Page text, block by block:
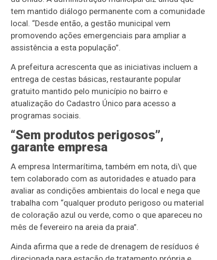
tem mantido diálogo permanente com a comunidade
local. “Desde então, a gestão municipal vem
promovendo ações emergenciais para ampliar a
assistência a esta população”.
A prefeitura acrescenta que as iniciativas incluem a
entrega de cestas básicas, restaurante popular
gratuito mantido pelo município no bairro e
atualização do Cadastro Único para acesso a
programas sociais.
“Sem produtos perigosos”,
garante empresa
A empresa Intermarítima, também em nota, di\ que
tem colaborado com as autoridades e atuado para
avaliar as condições ambientais do local e nega que
trabalha com “qualquer produto perigoso ou material
de coloração azul ou verde, como o que apareceu no
mês de fevereiro na areia da praia”.
Ainda afirma que a rede de drenagem de resíduos é